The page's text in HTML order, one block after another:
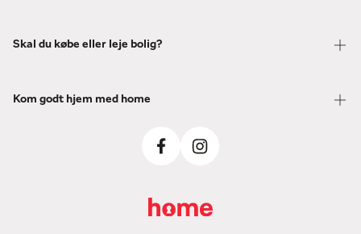
Skal du købe eller leje bolig?
Kom godt hjem med home